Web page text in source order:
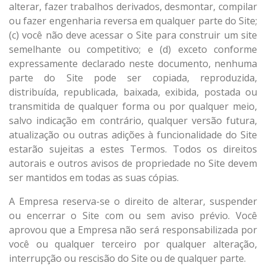
alterar, fazer trabalhos derivados, desmontar, compilar
ou fazer engenharia reversa em qualquer parte do Site;
(c) você não deve acessar o Site para construir um site
semelhante ou competitivo; e (d) exceto conforme
expressamente declarado neste documento, nenhuma
parte do Site pode ser copiada, reproduzida,
distribuída, republicada, baixada, exibida, postada ou
transmitida de qualquer forma ou por qualquer meio,
salvo indicação em contrário, qualquer versão futura,
atualização ou outras adições à funcionalidade do Site
estarão sujeitas a estes Termos. Todos os direitos
autorais e outros avisos de propriedade no Site devem
ser mantidos em todas as suas cópias.
A Empresa reserva-se o direito de alterar, suspender
ou encerrar o Site com ou sem aviso prévio. Você
aprovou que a Empresa não será responsabilizada por
você ou qualquer terceiro por qualquer alteração,
interrupção ou rescisão do Site ou de qualquer parte.